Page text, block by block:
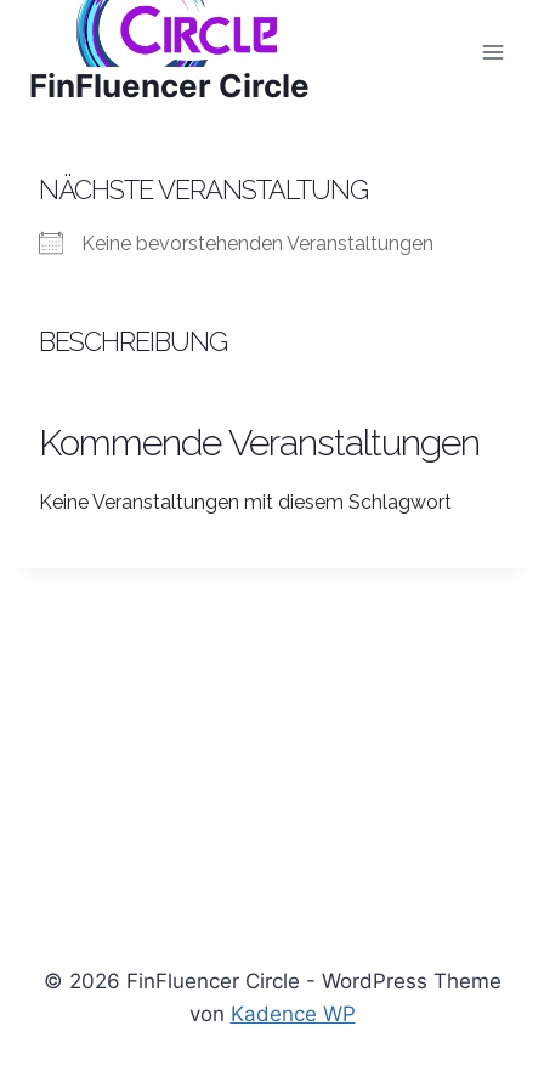
springen
FinFluencer Circle
NÄCHSTE VERANSTALTUNG
Keine bevorstehenden Veranstaltungen
BESCHREIBUNG
Kommende Veranstaltungen
Keine Veranstaltungen mit diesem Schlagwort
© 2026 FinFluencer Circle - WordPress Theme
von Kadence WP